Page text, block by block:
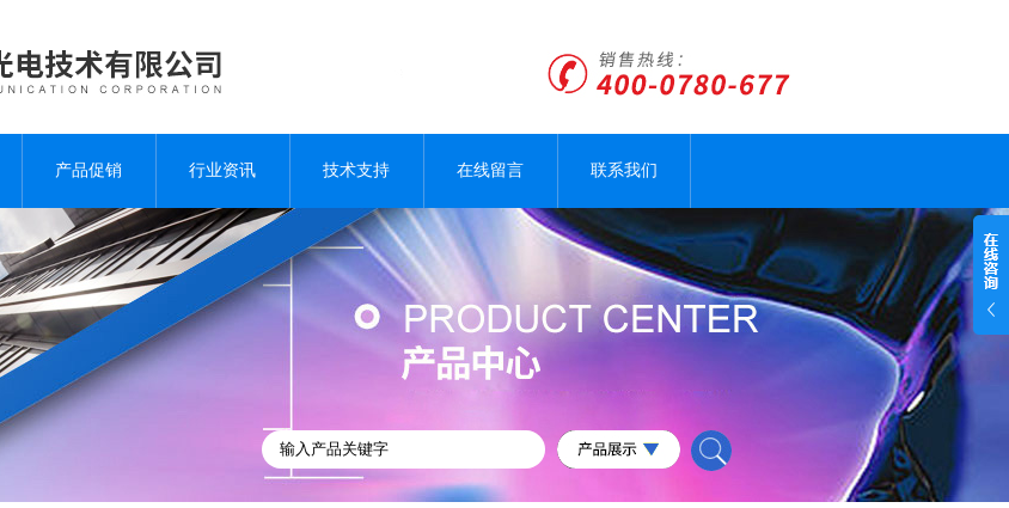
产品促销 行业资讯 技术支持 在线留言 联系我们